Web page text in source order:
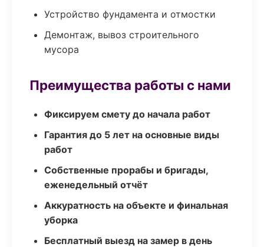
Устройство фундамента и отмостки
Демонтаж, вывоз строительного
мусора
Преимущества работы с нами
Фиксируем смету до начала работ
Гарантия до 5 лет на основные виды
работ
Собственные прорабы и бригады,
еженедельный отчёт
Аккуратность на объекте и финальная
уборка
Бесплатный выезд на замер в день